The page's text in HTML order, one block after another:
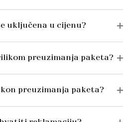
uključena u cijenu?
preuzimanja paketa?
preuzimanja paketa?